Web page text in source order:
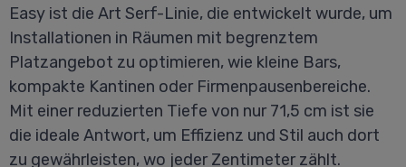
Easy ist die Art Serf-Linie, die entwickelt wurde, um
Installationen in Räumen mit begrenztem
Platzangebot zu optimieren, wie kleine Bars,
kompakte Kantinen oder Firmenpausenbereiche.
Mit einer reduzierten Tiefe von nur 71,5 cm ist sie
die ideale Antwort, um Effizienz und Stil auch dort
zu gewährleisten, wo jeder Zentimeter zählt.